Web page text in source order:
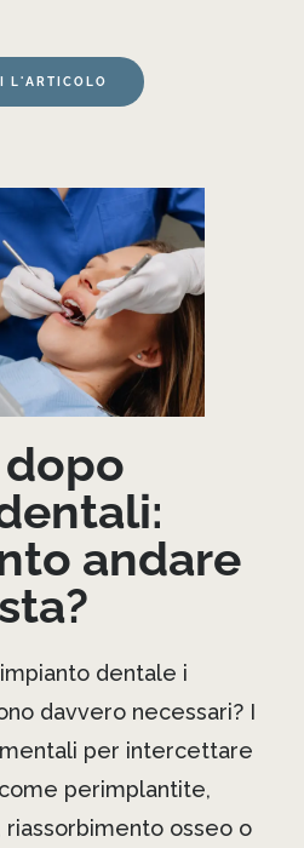
L'ARTICOLO
andare
dentale i
davvero necessari? I
per intercettare
perimplantite,
riassorbimento osseo o